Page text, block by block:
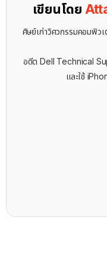
เขียนโดย
ศิษย์เก่าวิศวกรรมคอมพิ
อดีต Dell Technical
และใช้